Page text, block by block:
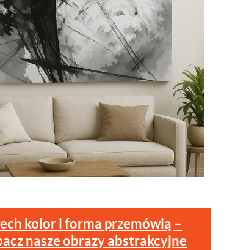
kolor i forma przemówią –
nasze obrazy abstrakcyjne